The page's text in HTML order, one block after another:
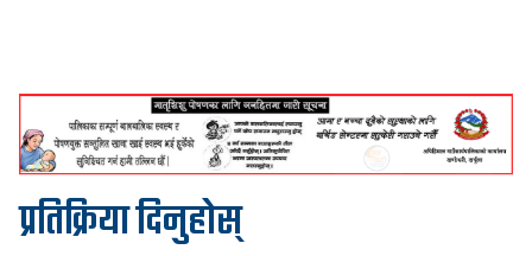
प्रतिक्रिया दिनुहोस्